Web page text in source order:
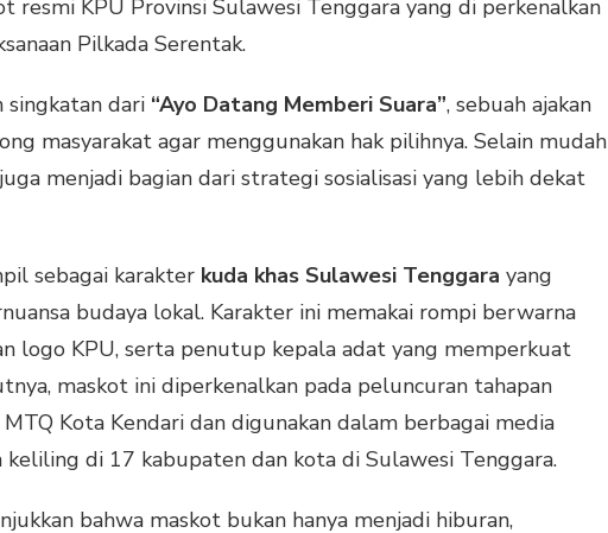
resmi KPU Provinsi Sulawesi Tenggara yang di perkenalkan
Pilkada Serentak.
singkatan dari “Ayo Datang Memberi Suara”, sebuah ajakan
masyarakat agar menggunakan hak pilihnya. Selain mudah
menjadi bagian dari strategi sosialisasi yang lebih dekat
sebagai karakter kuda khas Sulawesi Tenggara yang
budaya lokal. Karakter ini memakai rompi berwarna
logo KPU, serta penutup kepala adat yang memperkuat
maskot ini diperkenalkan pada peluncuran tahapan
Kota Kendari dan digunakan dalam berbagai media
keliling di 17 kabupaten dan kota di Sulawesi Tenggara.
bahwa maskot bukan hanya menjadi hiburan,